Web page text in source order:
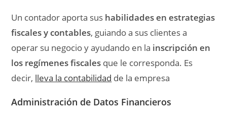
Un contador aporta sus habilidades en estrategias
fiscales y contables, guiando a sus clientes a
operar su negocio y ayudando en la inscripción en
los regímenes fiscales que le corresponda. Es
decir, lleva la contabilidad de la empresa
Administración de Datos Financieros